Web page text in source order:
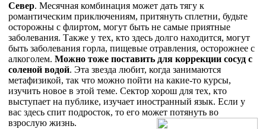
Север. Месячная комбинация может дать тягу к
романтическим приключениям, притянуть сплетни, будьте
осторожны с флиртом, могут быть не самые приятные
заболевания. Также у тех, кто здесь долго находится, могут
быть заболевания горла, пищевые отравления, осторожнее с
алкоголем. Можно тоже поставить для коррекции сосуд с
соленой водой. Эта звезда любит, когда занимаются
метафизикой, так что можно пойти на какие-то курсы,
изучить новое в этой теме. Сектор хорош для тех, кто
выступает на публике, изучает иностранный язык. Если у
вас здесь спит подросток, то его может потянуть во
взрослую жизнь.